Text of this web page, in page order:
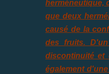
herméneutique,
que deux
causé de la
des fruits.
discontinuité et
également